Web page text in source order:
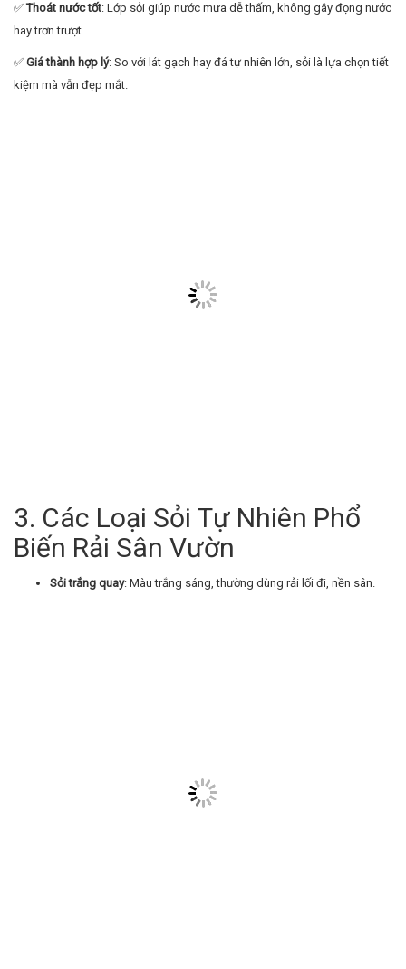
✅Thoát nước tốt: Lớp sỏi giúp nước mưa dễ thấm, không gây đọng nước
hay trơn trượt.
✅ Giá thành hợp lý: So với lát gạch hay đá tự nhiên lớn, sỏi là lựa chọn tiết
kiệm mà vẫn đẹp mắt.
3. Các Loại Sỏi Tự Nhiên Phổ
Biến Rải Sân Vườn
Sỏi trắng quay: Màu trắng sáng, thường dùng rải lối đi, nền sân.